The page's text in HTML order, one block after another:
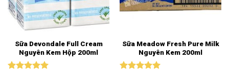
Sữa Devondale Full Cream
Nguyên Kem Hộp 200ml
Sữa Meadow Fresh Pure Milk
Nguyên Kem 200ml